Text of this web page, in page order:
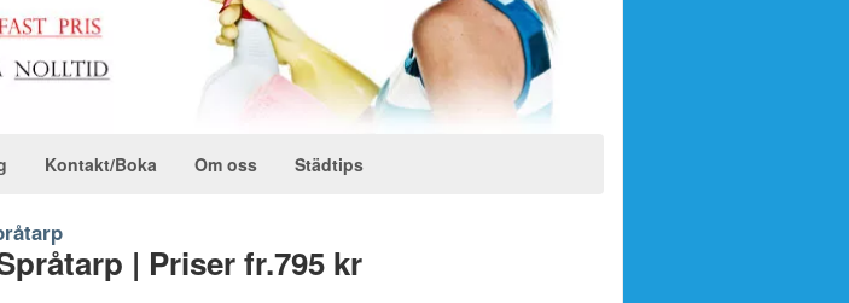
Kontakt/Boka Om oss Städtips
| Priser fr.795 kr